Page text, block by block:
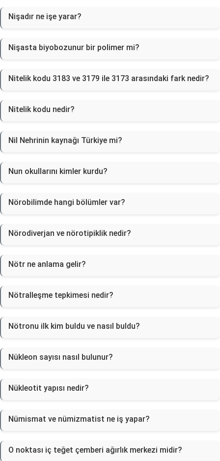
Nişadır ne işe yarar?
Nişasta biyobozunur bir polimer mi?
Nitelik kodu 3183 ve 3179 ile 3173 arasındaki fark nedir?
Nitelik kodu nedir?
Nil Nehrinin kaynağı Türkiye mi?
Nun okullarını kimler kurdu?
Nörobilimde hangi bölümler var?
Nörodiverjan ve nörotipiklik nedir?
Nötr ne anlama gelir?
Nötralleşme tepkimesi nedir?
Nötronu ilk kim buldu ve nasıl buldu?
Nükleon sayısı nasıl bulunur?
Nükleotit yapısı nedir?
Nümismat ve nümizmatist ne iş yapar?
O noktası iç teğet çemberi ağırlık merkezi midir?